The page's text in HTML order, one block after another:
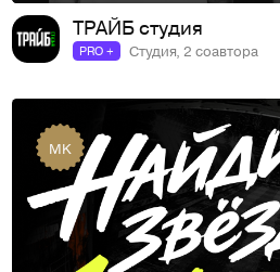
ТРАЙБ студия
PRO + Студия, 2 соавтора
MK